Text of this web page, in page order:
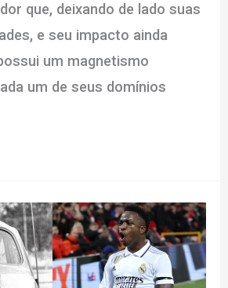
que, deixando de lado suas
e seu impacto ainda
um magnetismo
um de seus domínios